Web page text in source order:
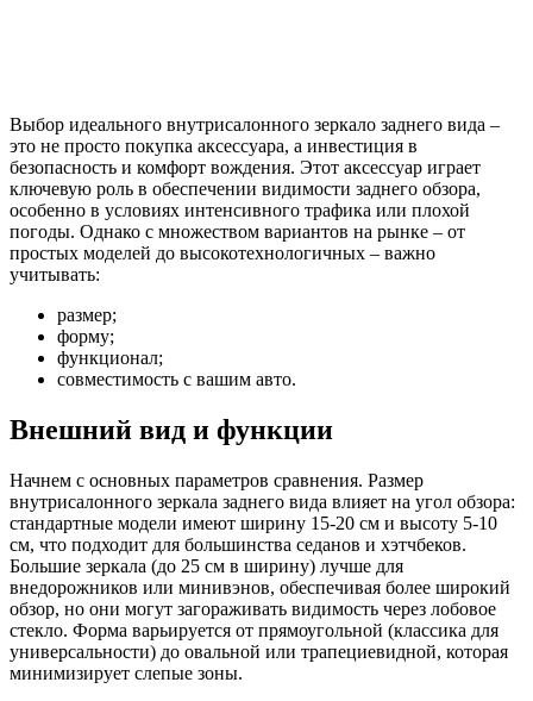
Выбор идеального внутрисалонного зеркало заднего вида –
это не просто покупка аксессуара, а инвестиция в
безопасность и комфорт вождения. Этот аксессуар играет
ключевую роль в обеспечении видимости заднего обзора,
особенно в условиях интенсивного трафика или плохой
погоды. Однако с множеством вариантов на рынке – от
простых моделей до высокотехнологичных – важно
учитывать:
размер;
форму;
функционал;
совместимость с вашим авто.
Внешний вид и функции
Начнем с основных параметров сравнения. Размер
внутрисалонного зеркала заднего вида влияет на угол обзора:
стандартные модели имеют ширину 15-20 см и высоту 5-10
см, что подходит для большинства седанов и хэтчбеков.
Большие зеркала (до 25 см в ширину) лучше для
внедорожников или минивэнов, обеспечивая более широкий
обзор, но они могут загораживать видимость через лобовое
стекло. Форма варьируется от прямоугольной (классика для
универсальности) до овальной или трапециевидной, которая
минимизирует слепые зоны.